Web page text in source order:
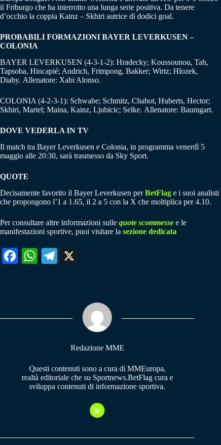
il Friburgo che ha interrotto una lunga serie positiva. Da tenere
d’occhio la coppia Kainz – Skhiri autrice di dodici goal.
PROBABILI FORMAZIONI BAYER LEVERKUSEN –
COLONIA
BAYER LEVERKUSEN (4-3-1-2): Hradecky; Koussounou, Tah,
Tapsoba, Hincapié; Andrich, Frimpong, Bakker; Wirtz; Hlozek,
Diaby. Allenatore: Xabi Alonso.
COLONIA (4-2-3-1): Schwabe; Schmitz, Chabot, Huberts, Hector;
Skhiri, Martel; Maina, Kainz, Ljubicic; Selke. Allenatore: Baumgart.
DOVE VEDERLA IN TV
Il match tra Bayer Leverkusen e Colonia, in programma venerdì 5
maggio alle 20:30, sarà trasmesso da Sky Sport.
QUOTE
Decisamente favorito il Bayer Leverkusen perBetFlag e i suoi analisti
che propongono l’1 a 1.65, il 2 a 5 con la X che moltiplica per 4.10.
Per consultare altre informazioni sulle quote scommesse e le
manifestazioni sportive, puoi visitare la sezione dedicata
Fa W
pp
Te
m
Redazione MME
Questi contenuti sono a cura di MMEuropa,
realtà editoriale che su Sportnews.BetFlag cura e
sviluppa contenuti di informazione sportiva.